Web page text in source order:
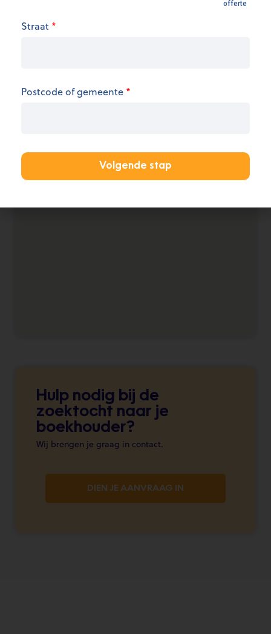
Hulp nodig bij de
zoektocht naar je
boekhouder?
Wij brengen je graag in contact.
DIEN JE AANVRAAG IN
KANTOOR AANMELDEN
Straat *
Postcode of gemeente *
Volgende stap